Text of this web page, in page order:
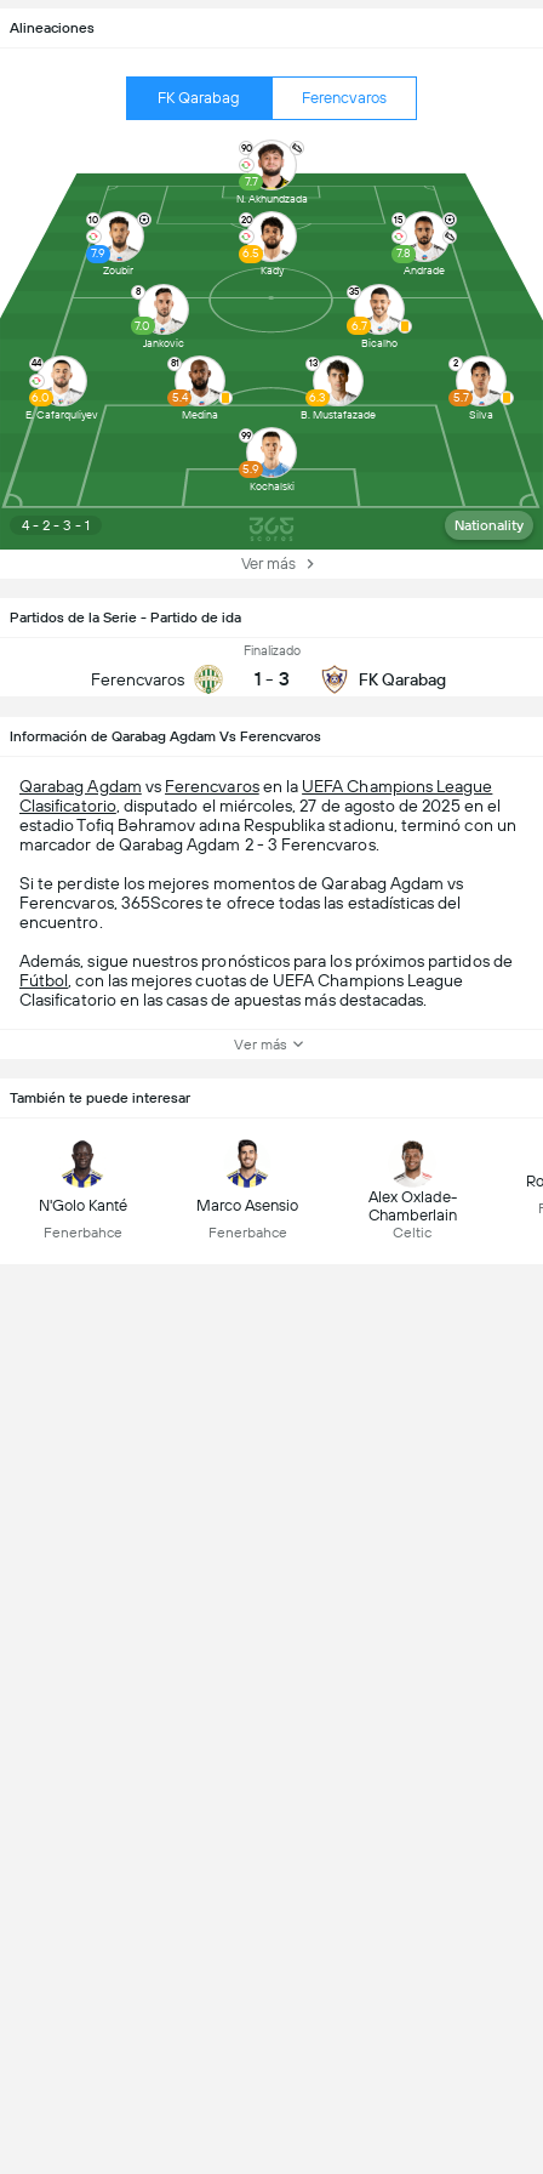
Partidos de la Serie - Partido de ida
Ferencvaros
Finalizado
1 - 3 FK Qarabag
Alineaciones
FK Qarabag Ferencvaros
4 - 2 - 3 - 1 Nationality
99
5.9
Kochalski
44
6.0
E. Cafarquliyev
81
5.4
Medina
13
6.3
B. Mustafazadə
2
5.7
Silva
8
7.0
Jankovic
35
6.7
Bicalho
10
7.9
Zoubir
20
6.5
Kady
15
7.8
Andrade
90
7.7
N. Akhundzada
Ver más
Información de Qarabag Agdam Vs Ferencvaros
Qarabag Agdam vs Ferencvarosen la UEFA Champions League
Clasificatorio, disputado el miércoles, 27 de agosto de 2025 en el
estadio Tofiq Bəhramov adına Respublika stadionu, terminó con un
marcador de Qarabag Agdam 2 - 3 Ferencvaros.
Si te perdiste los mejores momentos de Qarabag Agdam vs
Ferencvaros, 365Scores te ofrece todas las estadísticas del
encuentro.
Además, sigue nuestros pronósticos para los próximos partidos de
Fútbol , con las mejores cuotas de UEFA Champions League
Clasificatorio en las casas de apuestas más destacadas.
Ver más
También te puede interesar
N'Golo Kanté
Fenerbahce
Marco Asensio
Fenerbahce
Alex Oxlade-
Chamberlain
Celtic